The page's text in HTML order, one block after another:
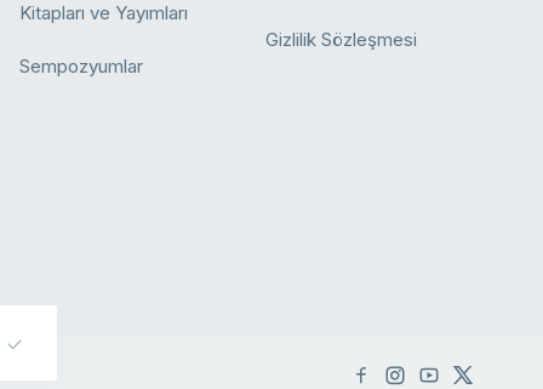
Kitapları ve Yayımları
Sempozyumlar
Gizlilik Sözleşmesi